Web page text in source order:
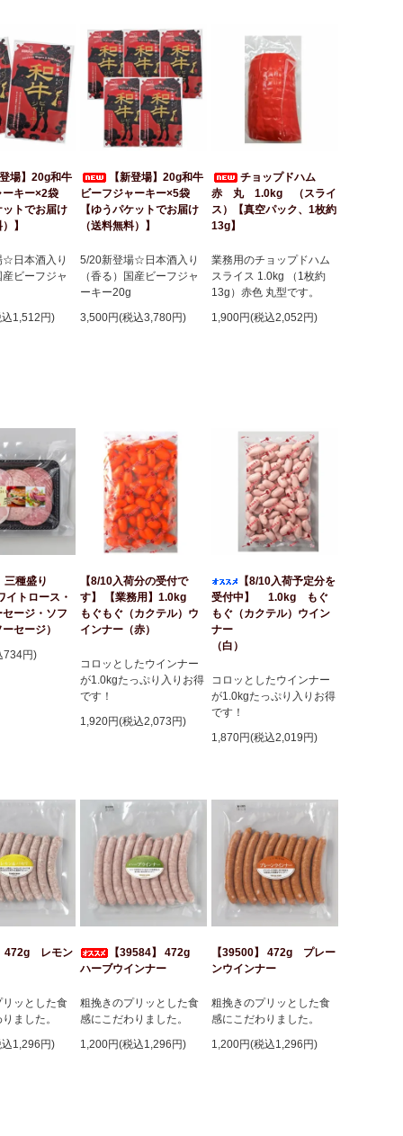
登場】20g和牛
ーキー×2袋
ットでお届け
】
☆日本酒入り
産ビーフジャ
1,512円)
【新登場】20g和牛
ビーフジャーキー×5袋
【ゆうパケットでお届け
（送料無料）】
5/20新登場☆日本酒入り
（香る）国産ビーフジャ
ーキー20g
3,500円(税込3,780円)
チョップドハム
赤 丸 1.0kg （スライ
ス）【真空パック、1枚約
13g】
業務用のチョップドハム
スライス 1.0kg （1枚約
13g）赤色 丸型です。
1,900円(税込2,052円)
三種盛り
イトロース・
セージ・ソフ
セージ）
734円)
【8/10入荷分の受付で
す】 【業務用】1.0kg
もぐもぐ（カクテル）ウ
インナー（赤）
コロッとしたウインナー
が1.0kgたっぷり入りお得
です！
1,920円(税込2,073円)
【8/10入荷予定分を
受付中】 1.0kg もぐ
もぐ（カクテル）ウイン
ナー
（白）
コロッとしたウインナー
が1.0kgたっぷり入りお得
です！
1,870円(税込2,019円)
472g レモン
ッとした食
ました。
1,296円)
【39584】 472g
ハーブウインナー
粗挽きのプリッとした食
感にこだわりました。
1,200円(税込1,296円)
【39500】 472g プレー
ンウインナー
粗挽きのプリッとした食
感にこだわりました。
1,200円(税込1,296円)